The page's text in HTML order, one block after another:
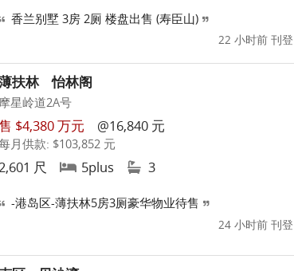
香兰别墅 3房 2厕 楼盘出售 (寿臣山)
22 小时前 刊登
扶林 怡林阁
星岭道2A号
$4,380 万元 @16,840 元
月供款: $103,852 元
尺 5plus 3
-港岛区-薄扶林5房3厕豪华物业待售
24 小时前 刊登